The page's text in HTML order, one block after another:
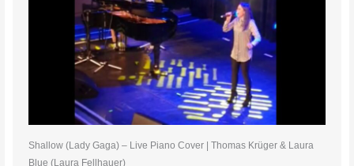
Shallow (Lady Gaga) – Live Piano Cover | Thomas Krüger & Laura
Blue (Laura Fellhauer)